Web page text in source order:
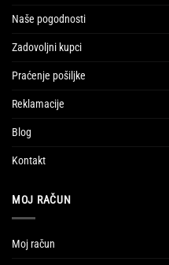
Naše pogodnosti
Zadovoljni kupci
Praćenje pošiljke
Reklamacije
Blog
Kontakt
MOJ RAČUN
Moj račun